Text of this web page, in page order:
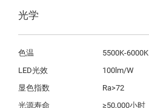
光学
色温
5500K-6000K
LED光效
100lm/W
显色指数
Ra>72
光源寿命
≥50,000小时